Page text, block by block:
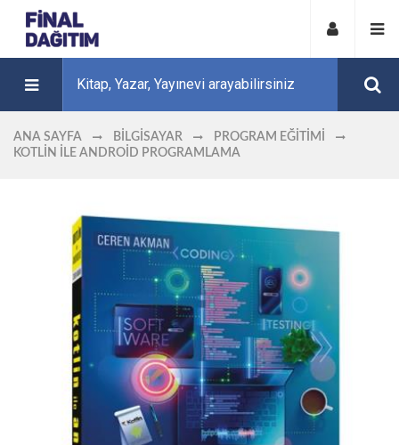
ANA SAYFA BILGISAYAR
PROGRAM EĞITIMI
KOTLIN İLE ANDROID PROGRAMLAMA